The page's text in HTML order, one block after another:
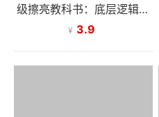
级擦亮教科书：底层逻辑出
价×转化率，2小时测爆款主
¥ 3.9